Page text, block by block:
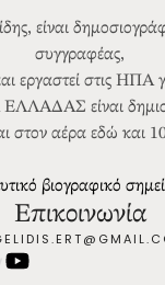
είναι
συγγραφέας,
εργαστεί στις ΗΠΑ
είναι
στον αέρα εδώ και
βιογραφικό
Επικοινωνία